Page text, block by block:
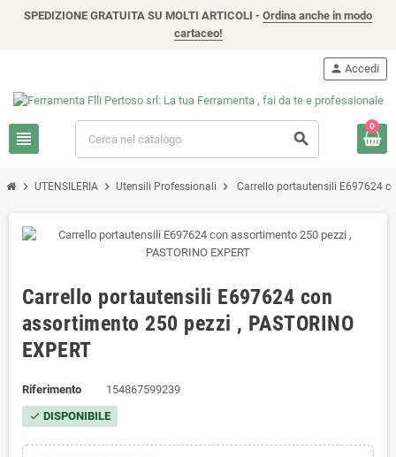
SPEDIZIONE GRATUITA SU MOLTI ARTICOLI - Ordina anche in modo
cartaceo!
view_headline search
person Accedi
0
chevron_right UTENSILERIA chevron_right Utensili Professionali chevron_right Carrello portautensili E697624
Carrello portautensili E697624 con
assortimento 250 pezzi , PASTORINO
EXPERT
Riferimento 154867599239
check DISPONIBILE